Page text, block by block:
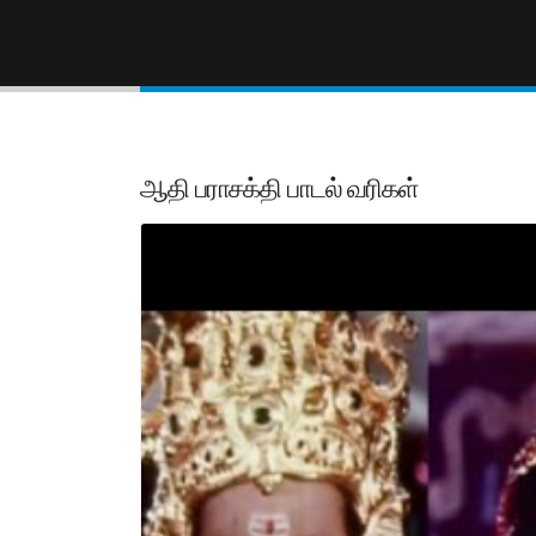
ஆதி பராசக்தி பாடல் வரிகள்